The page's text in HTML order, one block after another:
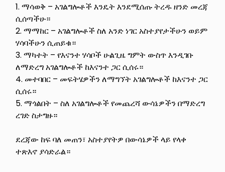
1. ማሳወቅ – አገልግሎቶች እንዴት እንደሚሰጡ ትረዱ ዘንድ መረጃ
ሲሰጣችሁ።
2. ማማከር – አገልግሎቶች ስለ አንድ ነገር አስተያየታችሁን ወይም
ሃሳባችሁን ሲጠይቁ።
3. ማካተት – የእናንተ ሃሳቦች ሁልጊዜ ግምት ውስጥ እንዲገቡ
ለማድረግ አገልግሎቶች ከእናንተ ጋር ሲሰሩ።
4. መተባበር – መፍትሄዎችን ለማግኘት አገልግሎቶች ከእናንተ ጋር
ሲሰሩ።
5. ማጎልበት – ስለ አገልግሎቶች የመጨረሻ ውሳኔዎችን በማድረግ
ረገድ ስታግዙ።
ደረጃው ከፍ ባለ መጠን፣ አስተያየትዎ በውሳኔዎች ላይ የላቀ
ተጽእኖ ያሳድራል።